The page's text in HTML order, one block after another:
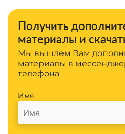
Получить
материалы и
Мы вышлем Вам
материалы в
телефона
Имя